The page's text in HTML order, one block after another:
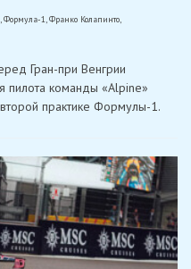
,Формула-1,Франко Колапинто
Гран-при Венгрии
пилота команды «Alpine»
практике Формулы-1.